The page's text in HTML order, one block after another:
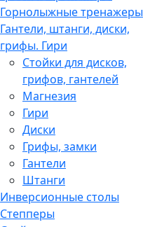
Горнолыжные тренажеры
Гантели, штанги, диски,
грифы. Гири
Стойки для дисков,
грифов, гантелей
Магнезия
Гири
Диски
Грифы, замки
Гантели
Штанги
Инверсионные столы
Степперы